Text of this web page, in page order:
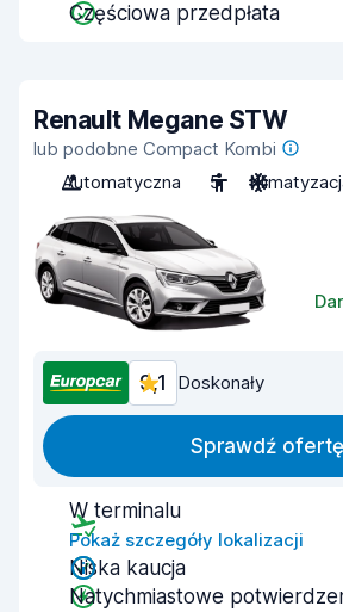
Częściowa przedpłata
Renault Megane STW
lub podobne Compact Kombi
Automatyczna
5
9,1 Doskonały
Sprawdź ofertę
W terminalu
Pokaż szczegóły lokalizacji
Niska kaucja
Natychmiastowe